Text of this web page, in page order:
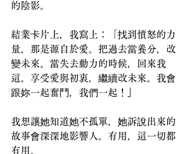
的陰影。
結業卡片上，我寫上：「找到憤怒的力
量，那是源自於愛。把過去當養分，改
變未來。當失去動力的時候，回來我
這。享受愛與初衷，繼續改未來。我會
跟妳一起奮鬥，我們一起！』
我想讓她知道她不孤單，她訴說出來的
故事會深深地影響人。有用，這一切都
有用。